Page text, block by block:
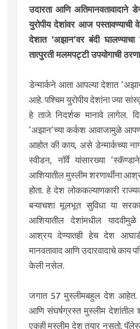
उदारता आणि अतिमानवतावादाने
युरोपीय देशांवर आज
देशात ‌‘अझान‌’वर बंदी
तात्पुरती मलमपट्टी उपयोगाची
डेन्मार्कने आता आपल्या देशात
आहे. पश्चिम युरोपीय देशांना ज्या
हे ताजे निदर्शक मानावे लागेल.
‌‘अझान‌’च्या कर्कश आवाजामुळे आपण
आहोत की काय, असे डेन्मार्कच्या
स्वीडन, नॉर्वे यांसारख्या
आशियातील मुस्लीम शरणार्थींना
होता. हे देश लोककल्याणकारी
बऱ्याचशा मूलभूत सुविधा या
आशियातील देशांमधील यादवीमुळे
आश्रय देण्यातही हेच देश
मानवतावाद आणि उदारवादाचे काय
केली नसेल.
जगात 57 मुस्लीमबहुल देश आहेत.
आणि संघर्षग्रस्त मुस्लीम देशांतील
एकही मुस्लीम देश तयार नसतो.